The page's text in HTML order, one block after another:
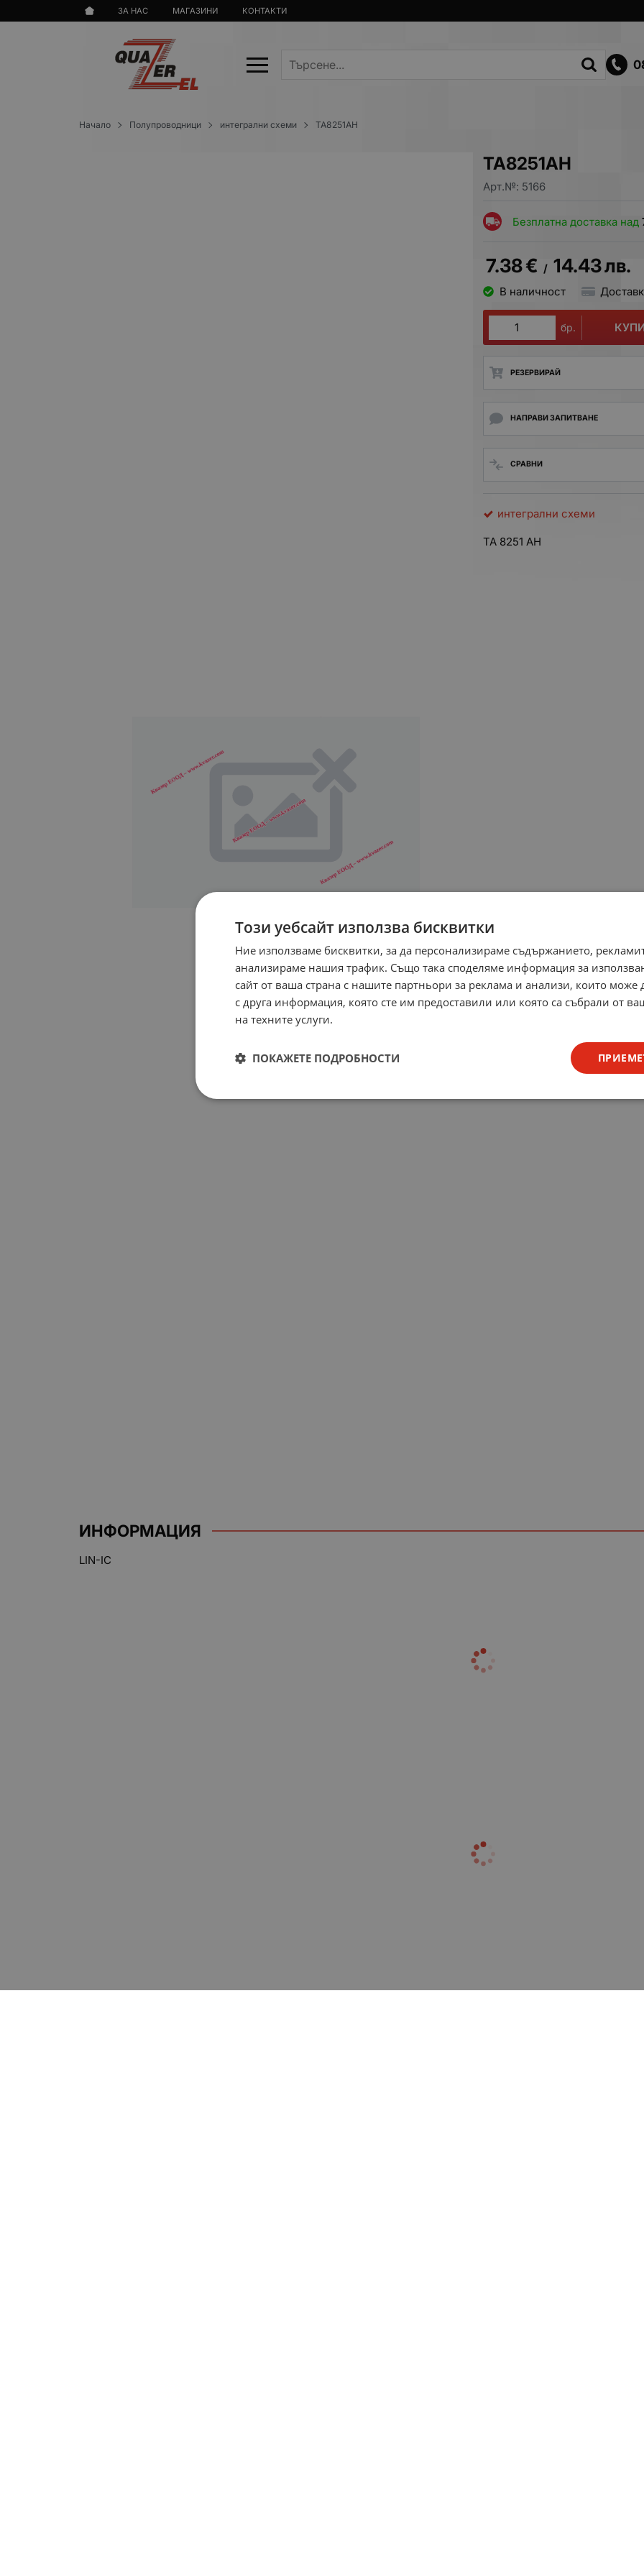
ЗА НАС МАГАЗИНИ КОНТАКТИ
Начало Полупроводници интегрални схеми TA8251AH
TA8251AH
Арт.№: 5166
Безплатна доставка над
7.38€ / 14.43лв.
В наличност
бр.
РЕЗЕРВИРАЙ
НАПРАВИ ЗАПИТВАНЕ
СРАВНИ
интегрални схеми
TA 8251 AH
ИНФОРМАЦИЯ
LIN-IC
Този уебсайт използва бисквитки
Ние използваме бисквитки, за да персонализираме съдържанието,
анализираме нашия трафик. Също така споделяме информация за
сайт от ваша страна с нашите партньори за реклама и анализи, които може
с друга информация, която сте им предоставили или която са събрали от
на техните услуги.
ПОКАЖЕТЕ ПОДРОБНОСТИ